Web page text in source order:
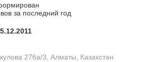
за последний год
276а/3, Алматы, Казахстан